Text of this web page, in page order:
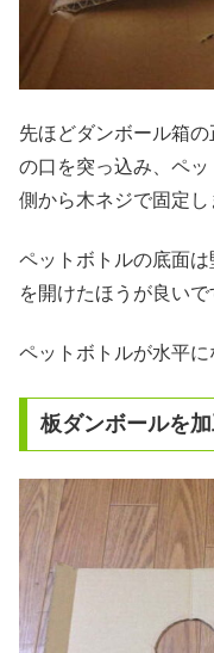
先ほどダンボール箱
の口を突っ込み、ペ
側から木ネジで固定し
ペットボトルの底面
を開けたほうが良いで
ペットボトルが水平に
板ダンボールを